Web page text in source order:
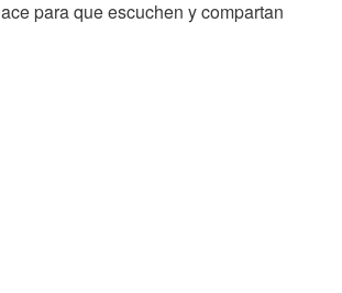
para que escuchen y compartan